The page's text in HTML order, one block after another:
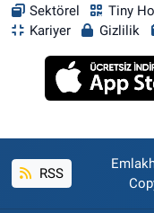
Sektörel
Tiny
Kariyer
Gizlilik
RSS